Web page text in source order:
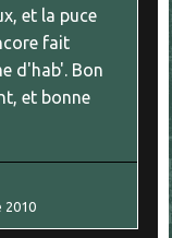
et la puce
fait
d'hab'. Bon
et bonne
2010